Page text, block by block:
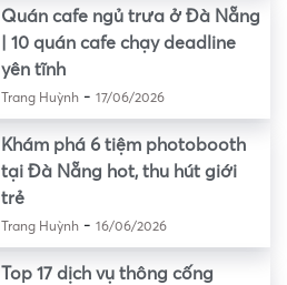
Quán cafe ngủ trưa ở Đà Nẵng
| 10 quán cafe chạy deadline
yên tĩnh
Trang Huỳnh- 17/06/2026
Khám phá 6 tiệm photobooth
tại Đà Nẵng hot, thu hút giới
trẻ
Trang Huỳnh- 16/06/2026
Top 17 dịch vụ thông cống